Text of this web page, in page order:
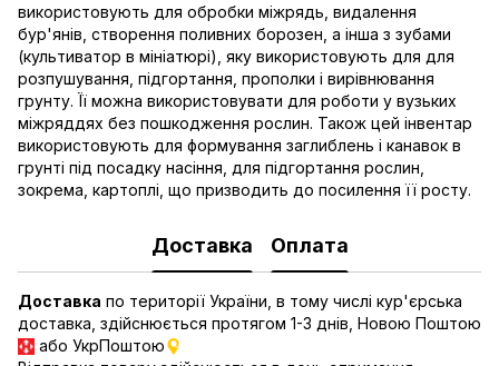
використовують для обробки міжрядь, видалення
бур'янів, створення поливних борозен, а інша з зубами
(культиватор в мініатюрі), яку використовують для для
розпушування, підгортання, прополки і вирівнювання
грунту. Її можна використовувати для роботи у вузьких
міжряддях без пошкодження рослин. Також цей інвентар
використовують для формування заглиблень і канавок в
грунті під посадку насіння, для підгортання рослин,
зокрема, картоплі, що призводить до посилення її росту.
Доставка Оплата
Доставка по території України, в тому числі кур'єрська
доставка, здійснюється протягом 1-3 днів, Новою Поштою
або УкрПоштою